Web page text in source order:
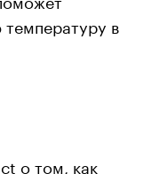
в
о том, как